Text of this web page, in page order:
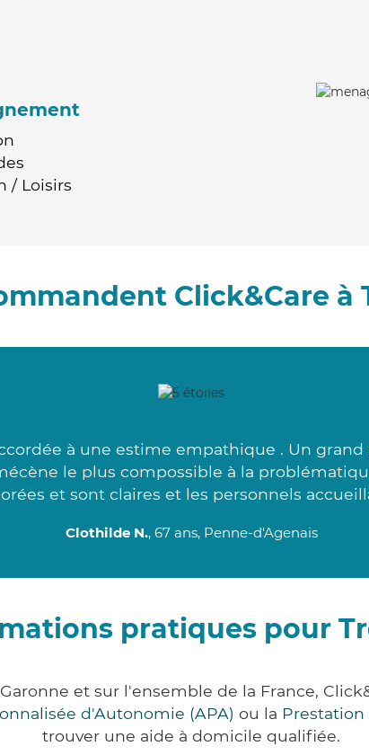
/ Loisirs
Click&Care à
à une estime empathique . Un
le plus compossible à la
et sont claires et les personnels
Clothilde N., 67 ans, Penne-d'Agenais
pratiques pour
et sur l'ensemble de la France,
d'Autonomie (APA) ou la
trouver une aide à domicile qualifiée.